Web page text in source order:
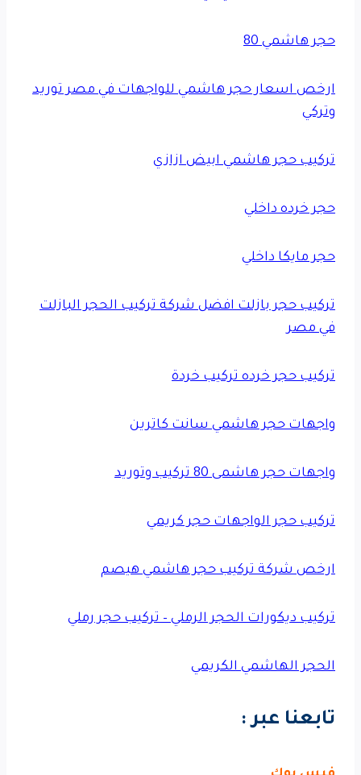
حجر هاشمي 80
ارخص اسعار حجر هاشمي للواجهات في مصر توريد
وتركي
تركيب حجر هاشمي ابيض ازازي
حجر خرده داخلي
حجر مايكا داخلي
تركيب حجر بازلت افضل شركة تركيب الحجر البازلت
في مصر
تركيب حجر خرده تركيب خردة
واجهات حجر هاشمي سانت كاترين
واجهات حجر هاشمى 80 تركيب وتوريد
تركيب حجر الواجهات حجر كريمي
ارخص شركة تركيب حجر هاشمي هيصم
تركيب ديكورات الحجر الرملي – تركيب حجر رملي
الحجر الهاشمي الكريمي
تابعنا عبر :